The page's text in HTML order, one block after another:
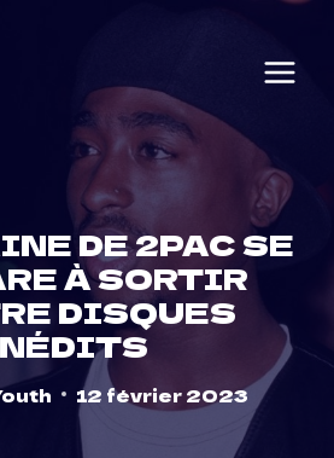
DE 2PAC SE
À SORTIR
DISQUES
12 février 2023